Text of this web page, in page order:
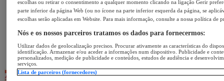
escolhas ou retirar o consentimento a qualquer momento clicando na ligação Gerir
parte inferior da página Web (ou no ícone na parte inferior esquerda da página, se
escolhas serão aplicadas em Website. Para mais informação, consulte a nossa política de
Nós e os nossos parceiros tratamos os dados para fornecermos:
Utilizar dados de geolocalização precisos. Procurar ativamente as características do
identificação. Armazenar e/ou aceder a informações num dispositivo. Publicidade e
personalizados, medição de publicidade e conteúdos, estudos de audiência e
serviços.
Lista de parceiros (fornecedores)